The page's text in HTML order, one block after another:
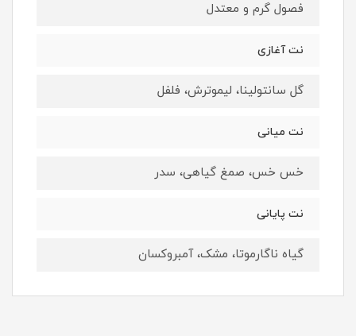
فصول گرم و معتدل
نت آغازی
گل سانتولینا، لیموترش، فلفل
نت میانی
خس خس، صمغ گیاهی، سدر
نت پایانی
گیاه ناگارموتا، مشک، آمبروکسان